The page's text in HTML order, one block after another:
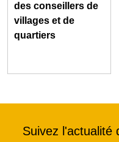
des conseillers de
villages et de
quartiers
Suivez l'actualité